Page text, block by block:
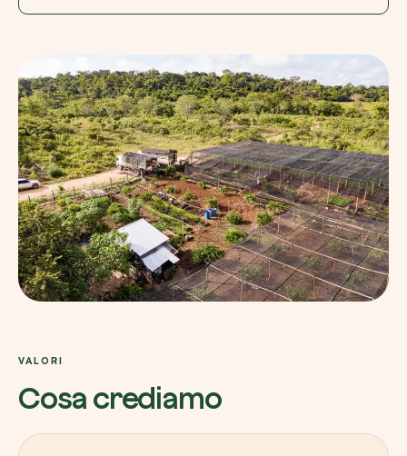
VALORI
Cosa crediamo
Esplora la mappa
Guarda i tuoi alberi crescere dallo spazio
tecnologia satellitare.
Inizia a esplorare